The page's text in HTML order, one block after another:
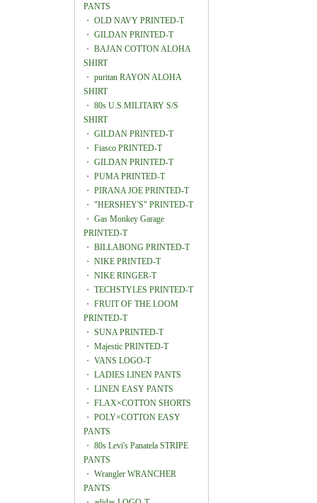
PANTS
・ OLD NAVY PRINTED-T
・ GILDAN PRINTED-T
・ BAJAN COTTON ALOHA
SHIRT
・ puritan RAYON ALOHA
SHIRT
・ 80s U.S.MILITARY S/S
SHIRT
・ GILDAN PRINTED-T
・ Fiasco PRINTED-T
・ GILDAN PRINTED-T
・ PUMA PRINTED-T
・ PIRANA JOE PRINTED-T
・ "HERSHEY'S" PRINTED-T
・ Gas Monkey Garage
PRINTED-T
・ BILLABONG PRINTED-T
・ NIKE PRINTED-T
・ NIKE RINGER-T
・ TECHSTYLES PRINTED-T
・ FRUIT OF THE LOOM
PRINTED-T
・ SUNA PRINTED-T
・ Majestic PRINTED-T
・ VANS LOGO-T
・ LADIES LINEN PANTS
・ LINEN EASY PANTS
・ FLAX×COTTON SHORTS
・ POLY×COTTON EASY
PANTS
・ 80s Levi's Panatela STRIPE
PANTS
・ Wrangler WRANCHER
PANTS